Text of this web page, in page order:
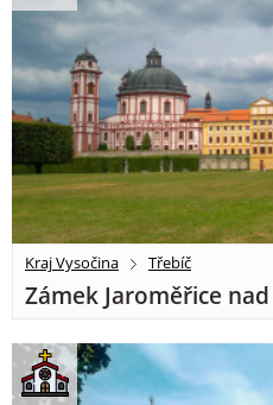
Kraj Vysočina Třebíč
Zámek Jaroměřice